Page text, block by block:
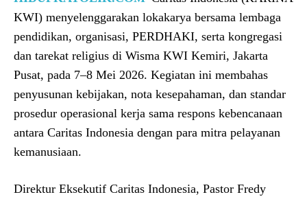
KWI) menyelenggarakan lokakarya bersama lembaga
pendidikan, organisasi, PERDHAKI, serta kongregasi
dan tarekat religius di Wisma KWI Kemiri, Jakarta
Pusat, pada 7–8 Mei 2026. Kegiatan ini membahas
penyusunan kebijakan, nota kesepahaman, dan standar
prosedur operasional kerja sama respons kebencanaan
antara Caritas Indonesia dengan para mitra pelayanan
kemanusiaan.
Direktur Eksekutif Caritas Indonesia, Pastor Fredy